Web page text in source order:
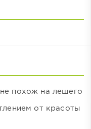
похож на лешего
от красоты